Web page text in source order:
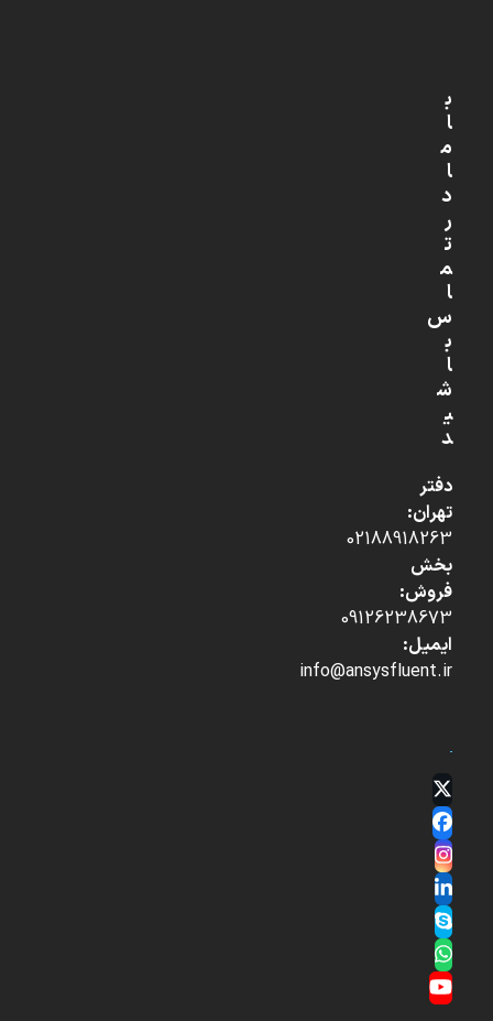
ب
ا
م
ا
د
ر
ت
م
ا
س
ب
ا
ش
ی
د
دفتر
تهران:
02188918263
بخش
فروش:
09126238673
ایمیل:
info@ansysfluent.ir
Twitter
(deprecated)
Facebook
Instagram
LinkedIn
Skype
Whatsapp
YouTube